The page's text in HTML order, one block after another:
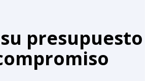
presupuesto